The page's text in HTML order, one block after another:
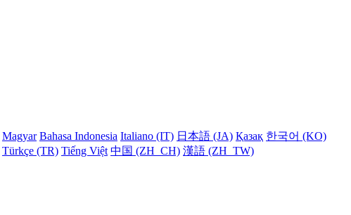
Magyar Bahasa Indonesia Italiano (IT) 日本語 (JA) Қазақ 한국어 (KO)
Türkçe (TR) Tiếng Việt 中国 (ZH_CH) 漢語 (ZH_TW)